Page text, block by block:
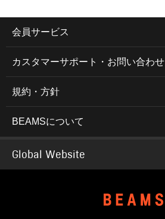
会員サービス
カスタマーサポート・お問い合わせ
規約・方針
BEAMSについて
Global Website